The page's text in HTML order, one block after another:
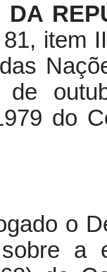
DA
81, item
de
do
o
a